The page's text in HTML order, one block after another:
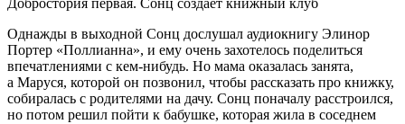
Добростория первая. Сонц создает книжный клуб
Однажды в выходной Сонц дослушал аудиокнигу Элинор
Портер «Поллианна», и ему очень захотелось поделиться
впечатлениями с кем-нибудь. Но мама оказалась занята,
а Маруся, которой он позвонил, чтобы рассказать про книжку,
собиралась с родителями на дачу. Сонц поначалу расстроился,
но потом решил пойти к бабушке, которая жила в соседнем